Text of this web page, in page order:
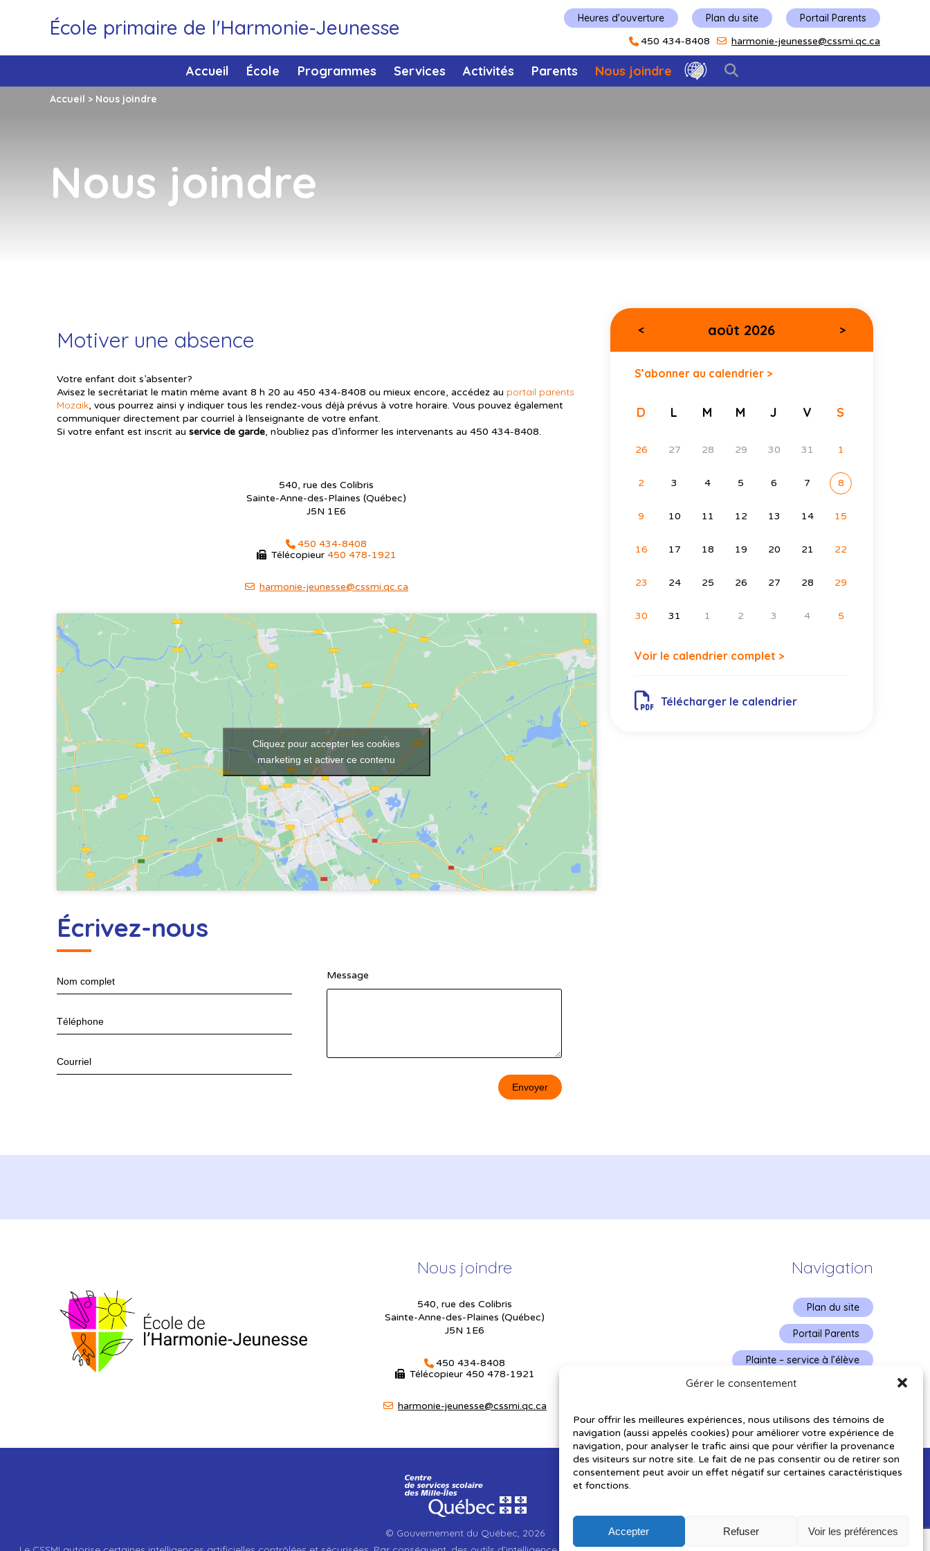
Gérer le consentement
Pour offrir les meilleures expériences, nous utilisons des témoins de
navigation (aussi appelés cookies) pour améliorer votre expérience de
navigation, pour analyser le trafic ainsi que pour vérifier la provenance
des visiteurs sur notre site. Le fait de ne pas consentir ou de retirer son
consentement peut avoir un effet négatif sur certaines caractéristiques
et fonctions.
Accepter Refuser Voir les préférences
École primaire de l'Harmonie‑Jeunesse Plan du site Portail Parents
Heures d'ouverture
450 434-8408 harmonie-jeunesse@cssmi.qc.ca
Accueil École Programmes Services Activités Parents Nous joindre
Accueil > Nous joindre
Nous joindre
Motiver une absence
Votre enfant doit s’absenter?
Avisez le secrétariat le matin même avant 8 h 20 au 450 434-8408 ou mieux encore, accédez au portail parents
Mozaik, vous pourrez ainsi y indiquer tous les rendez-vous déjà prévus à votre horaire. Vous pouvez également
communiquer directement par courriel à l’enseignante de votre enfant.
Si votre enfant est inscrit au service de garde, n’oubliez pas d’informer les intervenants au 450 434-8408.
540, rue des Colibris
Sainte-Anne-des-Plaines (Québec)
J5N 1E6
450 434-8408
Télécopieur 450 478-1921
harmonie-jeunesse@cssmi.qc.ca
Cliquez pour accepter les cookies
marketing et activer ce contenu
Écrivez-nous
Message
< août 2026 >
S’abonner au calendrier >
D L M M J V S
26 27 28 29 30 31 1
2 3 4 5 6 7 8
9 10 11 12 13 14 15
16 17 18 19 20 21 22
23 24 25 26 27 28 29
30 31 1 2 3 4 5
Voir le calendrier complet >
Télécharger le calendrier
Nous joindre
540, rue des Colibris
Sainte-Anne-des-Plaines (Québec)
J5N 1E6
450 434-8408
Télécopieur 450 478-1921
harmonie-jeunesse@cssmi.qc.ca
Navigation
Plan du site
Portail Parents
Plainte – service à l’élève
Politique de confidentialité
© Gouvernement du Québec, 2026